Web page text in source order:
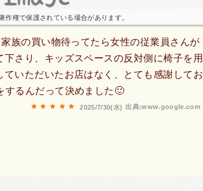
作権で保護されている場合があります。
族の買い物待ってたら女性の従業員さんが
下さり、キッズスペースの反対側に椅子を用
いただいたお店はなく、とても感謝してお
するんだって決めました🙂
出典:www.google.com
2025/7/30(水)